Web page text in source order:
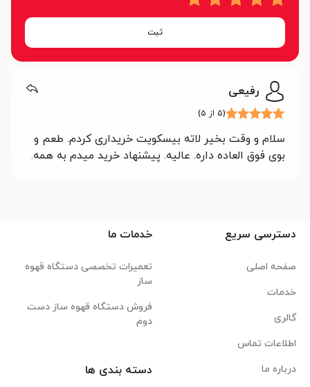
ثبت
رفیعی
(۵ از ۵)
سلام ‌و وقت بخیر لاته بیسکویت خریداری کردم. طعم و
بوی فوق العاده داره. عالیه. پیشنهاد خرید میدم به همه.
دسترسی سریع
صفحه اصلی
خدمات
گالری
اطلاعات تماس
درباره ما
خدمات ما
تعمیرات تخصصی دستگاه قهوه
ساز
فروش دستگاه قهوه ساز دست
دوم
دسته بندی ها